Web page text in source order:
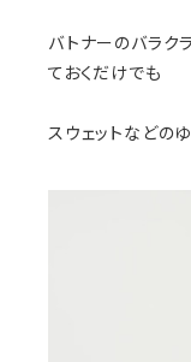
バトナーのバラク
ておくだけでも
スウェットなどの